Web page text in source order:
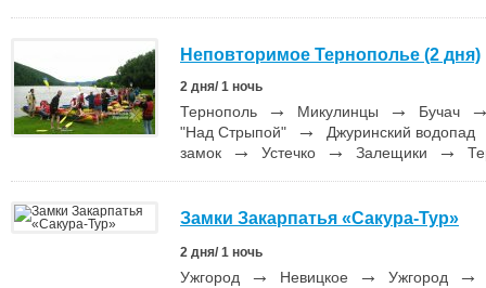
Неповторимое Тернополье (2 дня)
2 дня/ 1 ночь
Тернополь → Микулинцы → Бучач
"Над Стрыпой" → Джуринский водопад
замок → Устечко → Залещики →
Замки Закарпатья «Сакура-Тур»
2 дня/ 1 ночь
Ужгород → Невицкое → Ужгород →